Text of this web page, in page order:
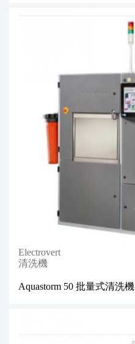
Electrovert
清洗機
Aquastorm 50 批量式清洗機